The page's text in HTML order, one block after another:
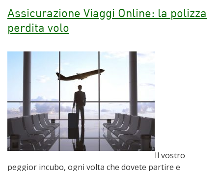
Assicurazione Viaggi Online: la polizza
perdita volo
Il vostro
peggior incubo, ogni volta che dovete partire e